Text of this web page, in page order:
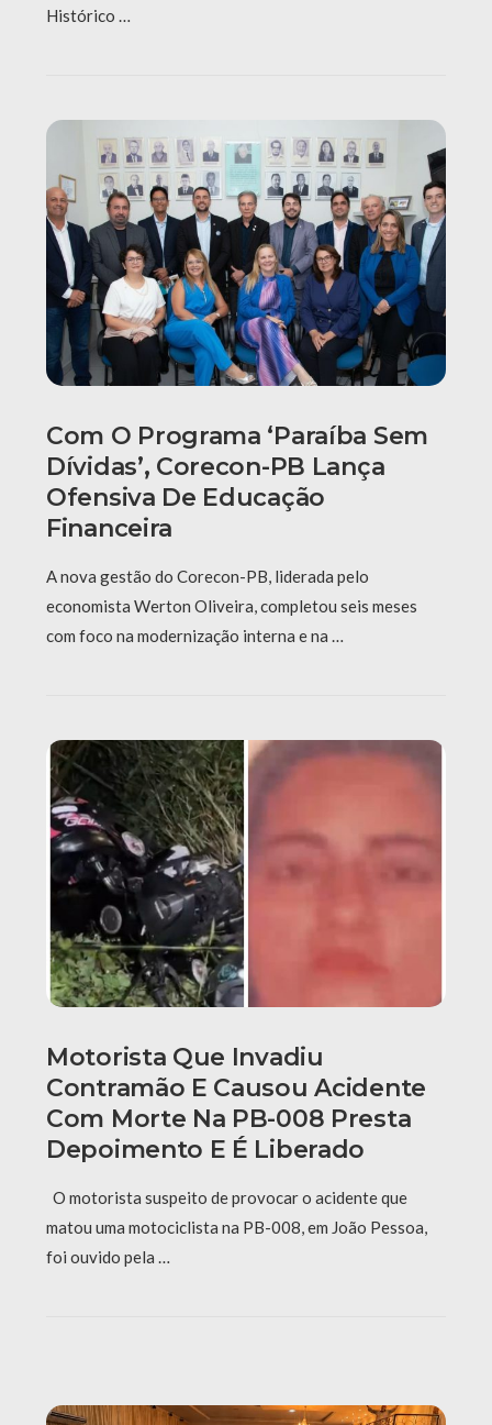
Histórico …
Com O Programa ‘Paraíba Sem
Dívidas’, Corecon-PB Lança
Ofensiva De Educação
Financeira
A nova gestão do Corecon-PB, liderada pelo
economista Werton Oliveira, completou seis meses
com foco na modernização interna e na …
Motorista Que Invadiu
Contramão E Causou Acidente
Com Morte Na PB-008 Presta
Depoimento E É Liberado
O motorista suspeito de provocar o acidente que
matou uma motociclista na PB-008, em João Pessoa,
foi ouvido pela …